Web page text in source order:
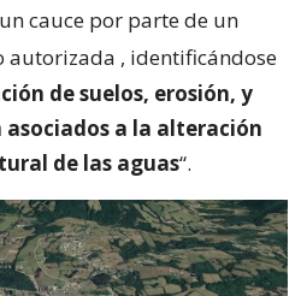
cauce por parte de un
autorizada , identificándose
de suelos, erosión, y
asociados a la alteración
de las aguas“.